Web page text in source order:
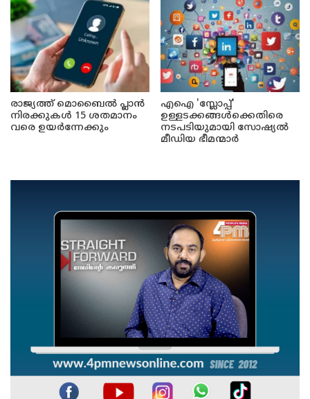
രാജ്യത്ത് മൊബൈൽ പ്ലാൻ
നിരക്കുകൾ 15 ശതമാനം
വരെ ഉയർന്നേക്കും
എഐ 'സ്ലോപ്പ്'
ഉള്ളടക്കങ്ങൾക്കെതിരെ
നടപടിയുമായി സോഷ്യൽ
മീഡിയ ഭീമന്മാർ